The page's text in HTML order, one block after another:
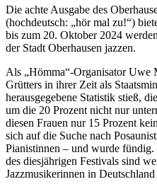
Die achte Ausgabe des
(hochdeutsch: „hör mal zu!“)
bis zum 20. Oktober 2024
der Stadt Oberhausen jazzen.
Als „Hömma“-Organisator Uwe
Grütters in ihrer Zeit als
herausgegebene Statistik stieß,
um die 20 Prozent nicht nur
diesen Frauen nur 15 Prozent
sich auf die Suche nach
Pianistinnen – und wurde
des diesjährigen Festivals sind
Jazzmusikerinnen in